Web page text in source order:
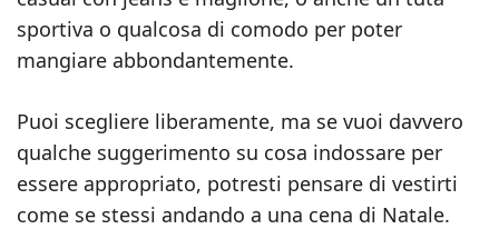
sportiva o qualcosa di comodo per poter
mangiare abbondantemente.
Puoi scegliere liberamente, ma se vuoi davvero
qualche suggerimento su cosa indossare per
essere appropriato, potresti pensare di vestirti
come se stessi andando a una cena di Natale.